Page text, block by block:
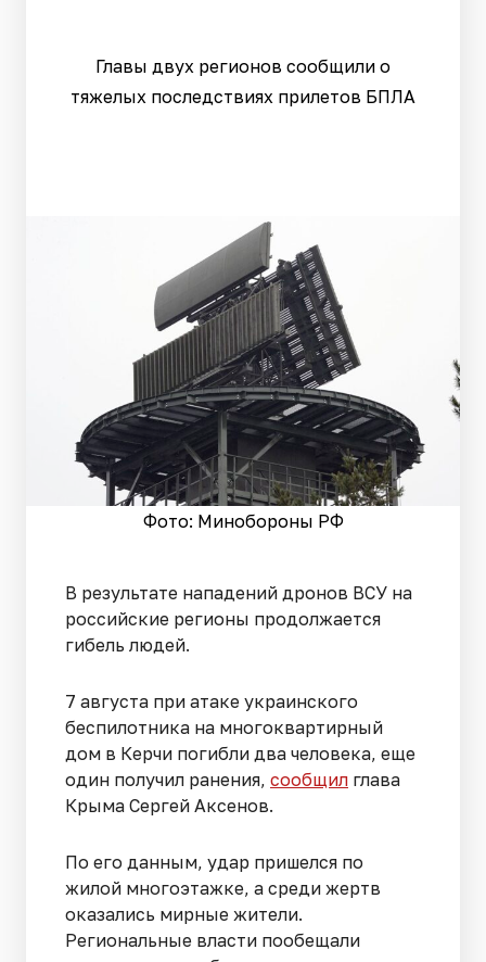
Главы двух регионов сообщили о
тяжелых последствиях прилетов БПЛА
Фото: Минобороны РФ
В результате нападений дронов ВСУ на
российские регионы продолжается
гибель людей.
7 августа при атаке украинского
беспилотника на многоквартирный
дом в Керчи погибли два человека, еще
один получил ранения, сообщил глава
Крыма Сергей Аксенов.
По его данным, удар пришелся по
жилой многоэтажке, а среди жертв
оказались мирные жители.
Региональные власти пообещали